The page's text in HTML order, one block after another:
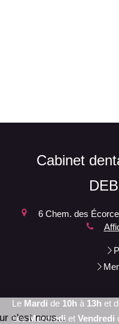
Cabinet
6 Chem. des
Le Mardi de 10h à 13h et
LesMercredi et Vendredi